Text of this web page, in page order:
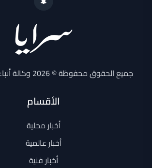
جميع الحقوق محفوظة © 2026 وكالة أنباء سرايا الإخبارية
الأقسام
أخبار محلية
أخبار عالمية
أخبار فنية